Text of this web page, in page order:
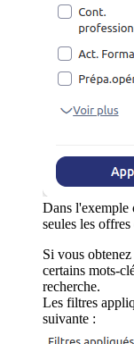
Dans l'exemple
seules les
Si vous
certains mots-
recherche.
Les filtres
suivante :